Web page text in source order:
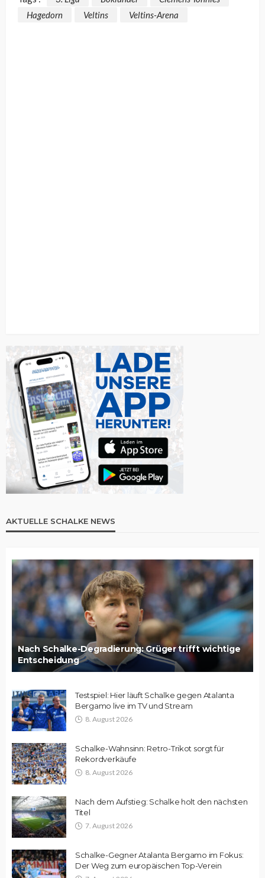
Hagedorn
Veltins Veltins-Arena
AKTUELLE SCHALKE NEWS
Nach Schalke-Degradierung: Grüger trifft wichtige
Entscheidung
Testspiel: Hier läuft Schalke gegen Atalanta
Bergamo live im TV und Stream
8. August 2026
Schalke-Wahnsinn: Retro-Trikot sorgt für
Rekordverkäufe
8. August 2026
Nach dem Aufstieg: Schalke holt den nächsten
Titel
7. August 2026
Schalke-Gegner Atalanta Bergamo im Fokus:
Der Weg zum europäischen Top-Verein